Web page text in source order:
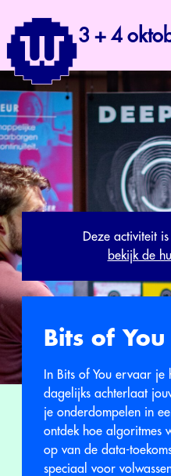
3 + 4
Deze activiteit
bekijk de
Bits of You
In Bits of You ervaar
dagelijks achterlaat
je onderdompelen in
ontdek hoe algoritmes
op van de data-
speciaal voor